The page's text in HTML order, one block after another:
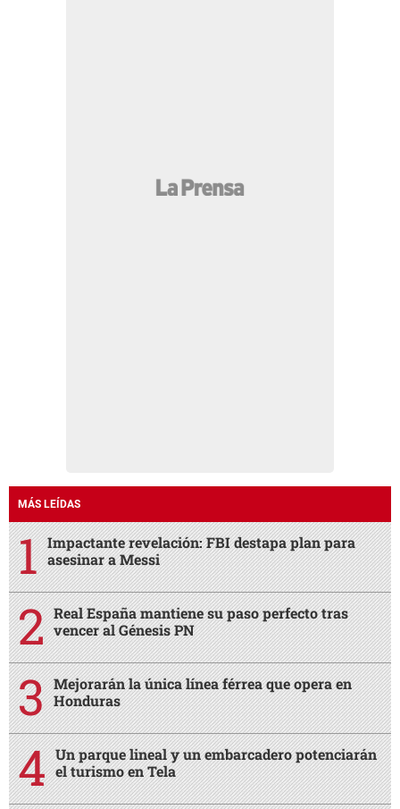
MÁS LEÍDAS
Impactante revelación: FBI destapa plan para
asesinar a Messi
Real España mantiene su paso perfecto tras
vencer al Génesis PN
Mejorarán la única línea férrea que opera en
Honduras
Un parque lineal y un embarcadero potenciarán
el turismo en Tela